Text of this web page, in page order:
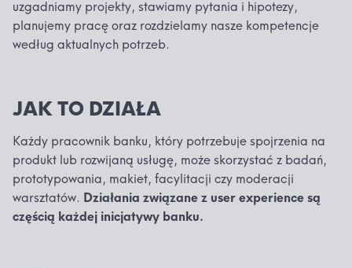
uzgadniamy projekty, stawiamy pytania i hipotezy,
planujemy pracę oraz rozdzielamy nasze kompetencje
według aktualnych potrzeb.
JAK TO DZIAŁA
Każdy pracownik banku, który potrzebuje spojrzenia na
produkt lub rozwijaną usługę, może skorzystać z badań,
prototypowania, makiet, facylitacji czy moderacji
warsztatów. Działania związane z user experience są
częścią każdej inicjatywy banku.